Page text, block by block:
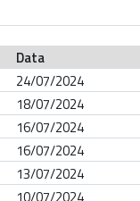
Data
24/07/2024
18/07/2024
16/07/2024
16/07/2024
13/07/2024
10/07/2024